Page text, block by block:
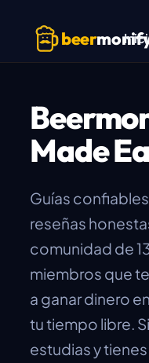
beer
Made
Guías
reseñas
comunidad de
miembros que
a ganar dinero
tu tiempo libre. Si
estudias y